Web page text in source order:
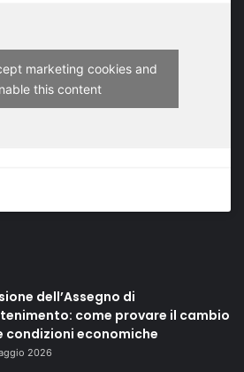
marketing cookies and
this content
dell’Assegno di
come provare il cambio
condizioni economiche
2026